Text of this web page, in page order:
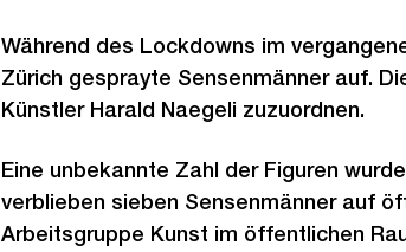
Während des Lockdowns im
Zürich gesprayte Sensenmänner auf.
Künstler Harald Naegeli zuzuordnen.
Eine unbekannte Zahl der Figuren
verblieben sieben Sensenmänner auf
Arbeitsgruppe Kunst im öffentlichen